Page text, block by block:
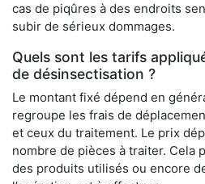
cas de piqûres à des endroits
subir de sérieux dommages.
Quels sont les tarifs
de désinsectisation ?
Le montant fixé dépend en
regroupe les frais de
et ceux du traitement. Le prix
nombre de pièces à traiter. Cela
des produits utilisés ou encore